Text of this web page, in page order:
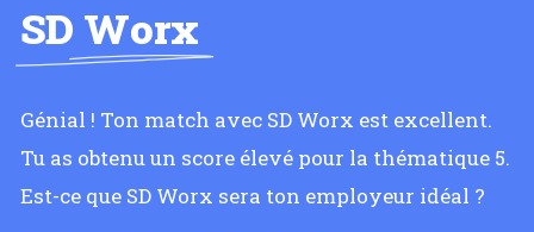
SD Worx
Génial ! Ton match avec SD Worx est excellent.
Tu as obtenu un score élevé pour la thématique 5.
Est-ce que SD Worx sera ton employeur idéal ?